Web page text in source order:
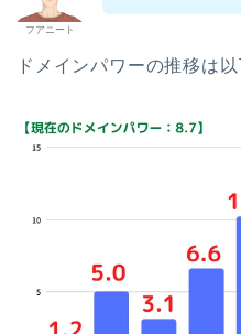
フアニート
ドメインパワーの推移は